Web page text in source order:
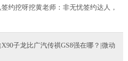
约挖呀挖黄老师：非无忧签约达人，
子龙比广汽传祺GS8强在哪？|微动